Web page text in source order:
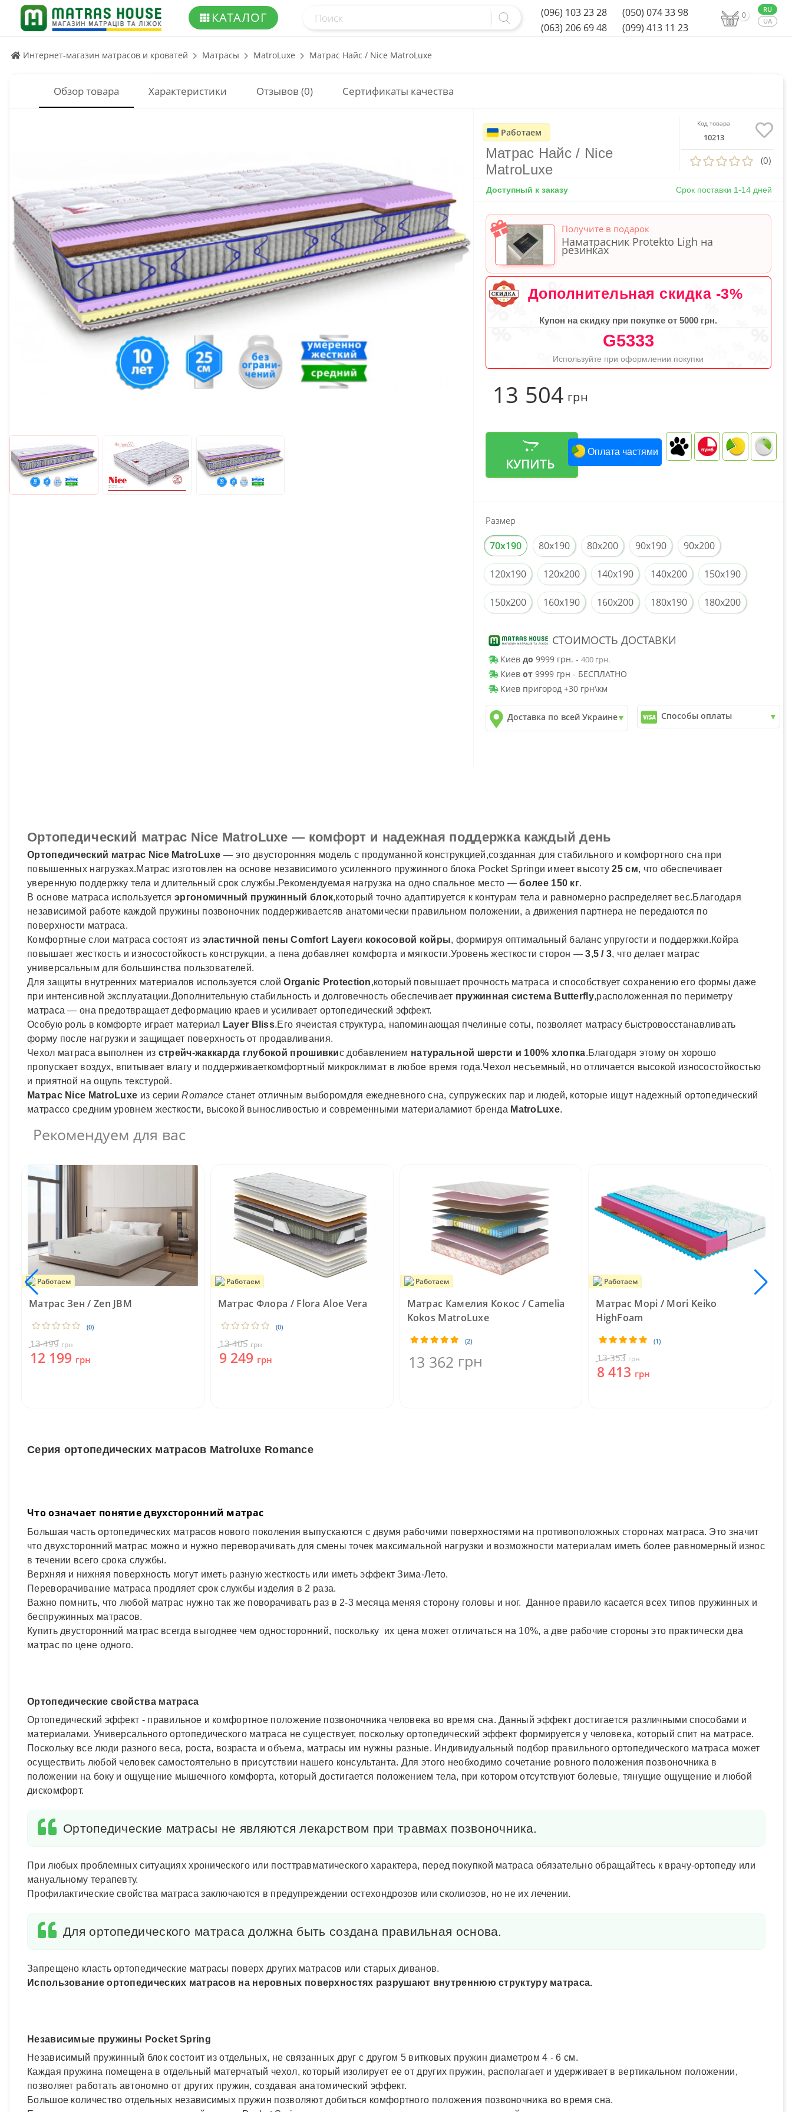
КАТАЛОГ (096) 103 23 28
(050) 074 33 98
(063) 206 69 48
(099) 413 11 23
0
Интернет-магазин матрасов и кроватей Матрасы MatroLuxe Матрас Найс / Nice MatroLuxe
Обзор товара Характеристики Отзывов (0) Сертификаты качества
Работаем
Матрас Найс / Nice
MatroLuxe
Код товара
10213
(0)
Доступный к заказу Срок поставки 1-14 дней
Получите в подарок
Наматрасник Protekto Ligh на
резинках
Дополнительная скидка -3%
Купон на скидку при покупке от 5000 грн.
G5333
Используйте при оформлении покупки
13 504грн
КУПИТЬ
Оплата частями
Размер
70x190 80x190 80x200 90x190 90x200
120x190 120x200 140x190 140x200 150x190
150x200 160x190 160x200 180x190 180x200
СТОИМОСТЬ ДОСТАВКИ
Киев до 9999 грн. - 400 грн.
Киев от9999 грн - БЕСПЛАТНО
Киев пригород +30 грн\км
Доставка по всей Украине Способы оплаты
Ортопедический матрас Nice MatroLuxe — комфорт и надежная поддержка каждый день
Ортопедический матрас Nice MatroLuxe — это двусторонняя модель с продуманной конструкцией,созданная для стабильного и комфортного сна при
повышенных нагрузках.Матрас изготовлен на основе независимого усиленного пружинного блока Pocket Springи имеет высоту25 см, что обеспечивает
уверенную поддержку тела и длительный срок службы.Рекомендуемая нагрузка на одно спальное место —более 150 кг.
В основе матраса используется эргономичный пружинный блок,который точно адаптируется к контурам тела и равномерно распределяет вес.Благодаря
независимой работе каждой пружины позвоночник поддерживаетсяв анатомически правильном положении, а движения партнера не передаются по
поверхности матраса.
Комфортные слои матраса состоят из эластичной пены Comfort Layerи кокосовой койры, формируя оптимальный баланс упругости и поддержки.Койра
повышает жесткость и износостойкость конструкции, а пена добавляет комфорта и мягкости.Уровень жесткости сторон —3,5 / 3, что делает матрас
универсальным для большинства пользователей.
Для защиты внутренних материалов используется слойOrganic Protection,который повышает прочность матраса и способствует сохранению его формы даже
при интенсивной эксплуатации.Дополнительную стабильность и долговечность обеспечивает пружинная система Butterfly,расположенная по периметру
матраса — она предотвращает деформацию краев и усиливает ортопедический эффект.
Особую роль в комфорте играет материал Layer Bliss.Его ячеистая структура, напоминающая пчелиные соты, позволяет матрасу быстровосстанавливать
форму после нагрузки и защищает поверхность от продавливания.
Чехол матраса выполнен из стрейч-жаккарда глубокой прошивкис добавлением натуральной шерсти и 100% хлопка.Благодаря этому он хорошо
пропускает воздух, впитывает влагу и поддерживаеткомфортный микроклимат в любое время года.Чехол несъемный, но отличается высокой износостойкостью
и приятной на ощупь текстурой.
Матрас Nice MatroLuxe из серииRomance станет отличным выборомдля ежедневного сна, супружеских пар и людей, которые ищут надежный ортопедический
матрассо средним уровнем жесткости, высокой выносливостью и современными материаламиот бренда MatroLuxe.
Рекомендуем для вас
Работаем
Матрас Зен / Zen JBM
(0)
13 499 грн
12 199 грн
Работаем
Матрас Флора / Flora Aloe Vera
(0)
13 405 грн
9 249 грн
Работаем
Матрас Камелия Кокос / Camelia
Kokos MatroLuxe
(2)
13 362 грн
Работаем
Матрас Морі / Mori Keiko
HighFoam
(1)
13 353 грн
8 413 грн
Серия ортопедических матрасов Matroluxe Romance
Что означает понятие двухсторонний матрас
Большая часть ортопедических матрасов нового поколения выпускаются с двумя рабочими поверхностями на противоположных сторонах матраса. Это значит
что двухсторонний матрас можно и нужно переворачивать для смены точек максимальной нагрузки и возможности материалам иметь более равномерный износ
в течении всего срока службы.
Верхняя и нижняя поверхность могут иметь разную жесткость или иметь эффект Зима-Лето.
Переворачивание матраса продляет срок службы изделия в 2 раза.
Важно помнить, что любой матрас нужно так же поворачивать раз в 2-3 месяца меняя сторону головы и ног. Данное правило касается всех типов пружинных и
беспружинных матрасов.
Купить двусторонний матрас всегда выгоднее чем односторонний, поскольку их цена может отличаться на 10%, а две рабочие стороны это практически два
матрас по цене одного.
Ортопедические свойства матраса
Ортопедический эффект - правильное и комфортное положение позвоночника человека во время сна. Данный эффект достигается различными способами и
материалами. Универсального ортопедического матраса не существует, поскольку ортопедический эффект формируется у человека, который спит на матрасе.
Поскольку все люди разного веса, роста, возраста и объема, матрасы им нужны разные. Индивидуальный подбор правильного ортопедического матраса может
осуществить любой человек самостоятельно в присутствии нашего консультанта. Для этого необходимо сочетание ровного положения позвоночника в
положении на боку и ощущение мышечного комфорта, который достигается положением тела, при котором отсутствуют болевые, тянущие ощущение и любой
дискомфорт.
Ортопедические матрасы не являются лекарством при травмах позвоночника.
При любых проблемных ситуациях хронического или посттравматического характера, перед покупкой матраса обязательно обращайтесь к врачу-ортопеду или
мануальному терапевту.
Профилактические свойства матраса заключаются в предупреждении остехондрозов или сколиозов, но не их лечении.
Для ортопедического матраса должна быть создана правильная основа.
Запрещено класть ортопедические матрасы поверх других матрасов или старых диванов.
Использование ортопедических матрасов на неровных поверхностях разрушают внутреннюю структуру матраса.
Независимые пружины Pocket Spring
Независимый пружинный блок состоит из отдельных, не связанных друг с другом 5 витковых пружин диаметром 4 - 6 см.
Каждая пружина помещена в отдельный матерчатый чехол, который изолирует ее от других пружин, располагает и удерживает в вертикальном положении,
позволяет работать автономно от других пружин, создавая анатомический эффект.
Большое количество отдельных независимых пружин позволяют добиться комфортного положения позвоночника во время сна.